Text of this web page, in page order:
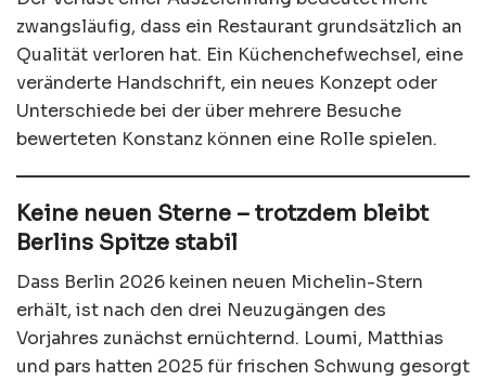
zwangsläufig, dass ein Restaurant grundsätzlich an
Qualität verloren hat. Ein Küchenchefwechsel, eine
veränderte Handschrift, ein neues Konzept oder
Unterschiede bei der über mehrere Besuche
bewerteten Konstanz können eine Rolle spielen.
Keine neuen Sterne – trotzdem bleibt
Berlins Spitze stabil
Dass Berlin 2026 keinen neuen Michelin-Stern
erhält, ist nach den drei Neuzugängen des
Vorjahres zunächst ernüchternd. Loumi, Matthias
und pars hatten 2025 für frischen Schwung gesorgt